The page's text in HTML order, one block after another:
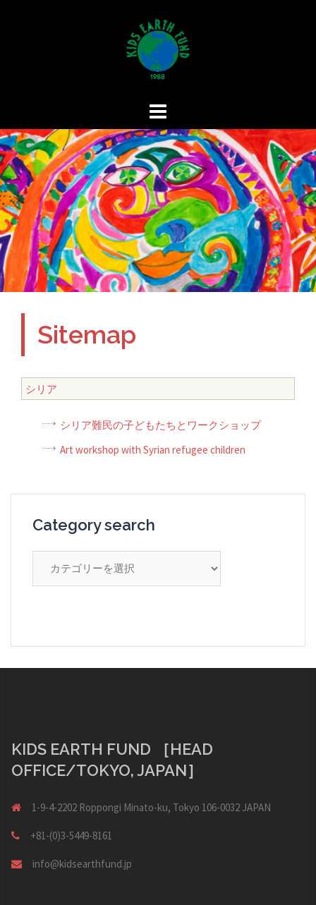
キ
ッ
プ
Sitemap
シリア
シリア難民の子どもたちとワークショップ
Art workshop with Syrian refugee children
Category search
search
KIDS EARTH FUND ［HEAD
OFFICE/TOKYO, JAPAN］
1-9-4-2202 Roppongi Minato-ku, Tokyo 106-0032 JAPAN
+81-(0)3-5449-8161
info@kidsearthfund.jp